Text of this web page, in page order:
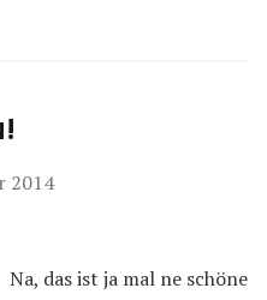
2014
Na, das ist ja mal ne schöne